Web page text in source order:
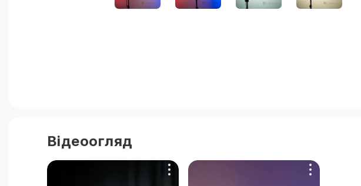
Відеоогляд